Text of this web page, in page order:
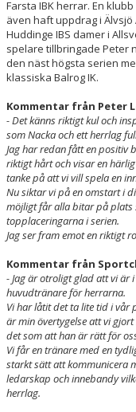
Farsta IBK herrar. En
även haft uppdrag i
Huddinge IBS damer i
spelare tillbringade Peter
den näst högsta serien
klassiska Balrog IK.
Kommentar från Peter
- Det känns riktigt kul och
som Nacka och ett herrlag
Jag har redan fått en positiv
riktigt hårt och visar en
tanke på att vi vill spela en
Nu siktar vi på en omstart i
möjligt får alla bitar på plats
topplaceringarna i serien.
Jag ser fram emot en riktigt
Kommentar från
- Jag är otroligt glad att vi är
huvudtränare för herrarna.
Vi har låtit det ta lite tid i vår
är min övertygelse att vi
det som att han är rätt för
Vi får en tränare med en
starkt sätt att kommunicera
ledarskap och innebandy
herrlag.